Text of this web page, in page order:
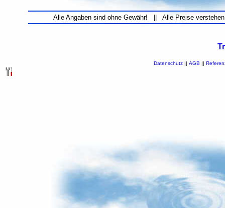
Alle Angaben sind ohne Gewähr! || Alle Preise
Datenschutz|| AGB ||